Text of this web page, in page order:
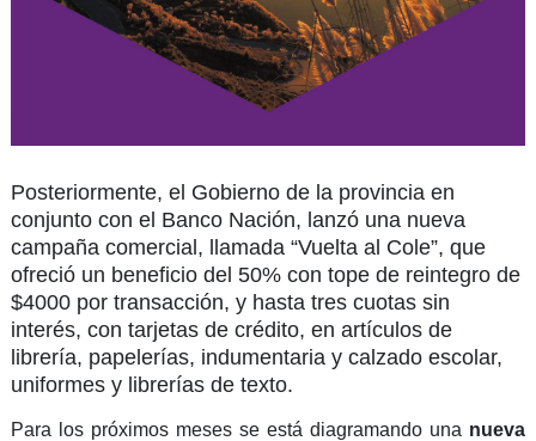
Posteriormente, el Gobierno de la provincia en
conjunto con el Banco Nación, lanzó una nueva
campaña comercial, llamada “Vuelta al Cole”, que
ofreció un beneficio del 50% con tope de reintegro de
$4000 por transacción, y hasta tres cuotas sin
interés, con tarjetas de crédito, en artículos de
librería, papelerías, indumentaria y calzado escolar,
uniformes y librerías de texto.
Para los próximos meses se está diagramando una nueva